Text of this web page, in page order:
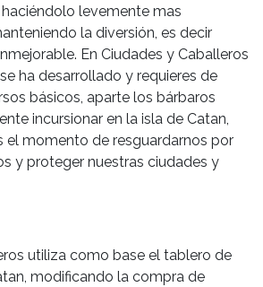
levemente mas
la diversión, es decir
En Ciudades y Caballeros
ha desarrollado y requieres de
básicos, aparte los bárbaros
incursionar en la isla de Catan,
el momento de resguardarnos por
y proteger nuestras ciudades y
utiliza como base el tablero de
modificando la compra de